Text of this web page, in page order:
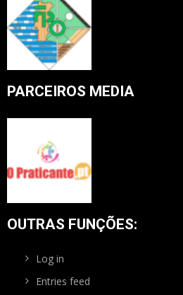
PARCEIROS MEDIA
OUTRAS FUNÇÕES:
Log in
Entries feed